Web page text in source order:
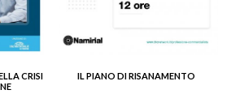
CRISI
VEDI DETTAGLIO
IL PIANO DI RISANAMENTO